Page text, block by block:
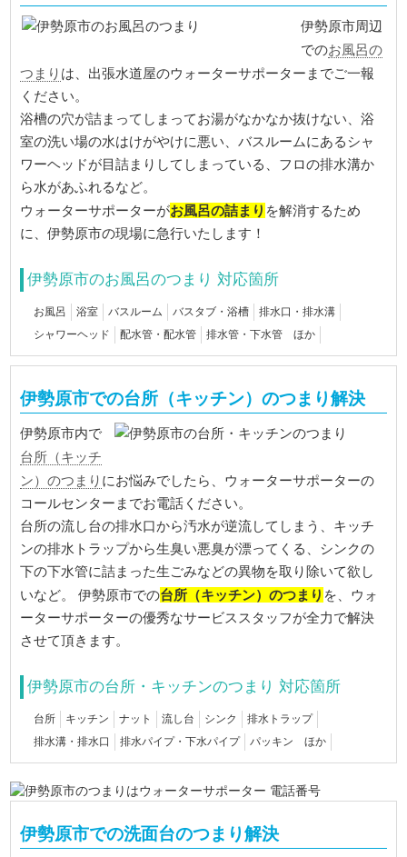
伊勢原市周辺
でのお風呂の
つまり は、出張水道屋のウォーターサポーターまでご一報
ください。
浴槽の穴が詰まってしまってお湯がなかなか抜けない、浴
室の洗い場の水はけがやけに悪い、バスルームにあるシャ
ワーヘッドが目詰まりしてしまっている、フロの排水溝か
ら水があふれるなど。
ウォーターサポーターがお風呂の詰まり を解消するため
に、伊勢原市の現場に急行いたします！
伊勢原市のお風呂のつまり 対応箇所
お風呂 浴室 バスルーム バスタブ・浴槽
排水口・排水溝
シャワーヘッド
配水管・配水管 排水管・下水管 ほか
伊勢原市での台所（キッチン）のつまり解決
伊勢原市内で
台所（キッチ
ン）のつまり にお悩みでしたら、ウォーターサポーターの
コールセンターまでお電話ください。
台所の流し台の排水口から汚水が逆流してしまう、キッチ
ンの排水トラップから生臭い悪臭が漂ってくる、シンクの
下の下水管に詰まった生ごみなどの異物を取り除いて欲し
いなど。 伊勢原市での台所（キッチン）のつまり を、ウォ
ーターサポーターの優秀なサービススタッフが全力で解決
させて頂きます。
伊勢原市の台所・キッチンのつまり 対応箇所
台所 キッチン ナット 流し台 シンク
排水トラップ
排水溝・排水口
排水パイプ・下水パイプ パッキン ほか
伊勢原市での洗面台のつまり解決